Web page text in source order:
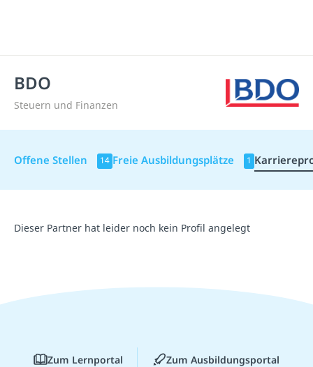
BDO
Steuern und Finanzen
Offene Stellen 14 Freie Ausbildungsplätze 1
Dieser Partner hat leider noch kein Profil angelegt
Zum Lernportal Zum Ausbildungsportal